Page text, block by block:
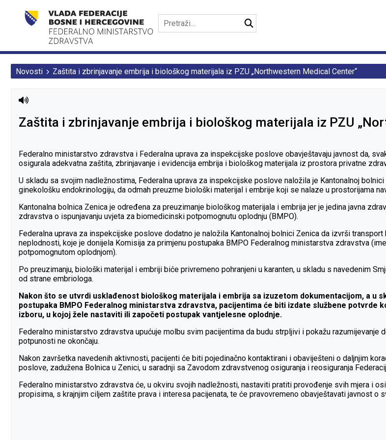
Novosti Zaštita i zbrinjavanje embrija i biološkog materijala iz PZU „Northwestern Medical Center“
Zaštita i zbrinjavanje embrija i biološkog materijala iz PZU
Federalno ministarstvo zdravstva i Federalna uprava za inspekcijske poslove obavještavaju javnost da,
osigurala adekvatna zaštita, zbrinjavanje i evidencija embrija i biološkog materijala iz prostora privatne
U skladu sa svojim nadležnostima, Federalna uprava za inspekcijske poslove naložila je Kantonalnoj
ginekološku endokrinologiju, da odmah preuzme biološki materijal i embrije koji se nalaze u prostorijama
Kantonalna bolnica Zenica je određena za preuzimanje biološkog materijala i embrija jer je jedina javna
zdravstva o ispunjavanju uvjeta za biomedicinski potpomognutu oplodnju (BMPO).
Federalna uprava za inspekcijske poslove dodatno je naložila Kantonalnoj bolnici Zenica da izvrši
neplodnosti, koje je donijela Komisija za primjenu postupaka BMPO Federalnog ministarstva zdravstva
potpomognutom oplodnjom).
Po preuzimanju, biološki materijal i embriji biće privremeno pohranjeni u karanten, u skladu s navedenim
od strane embriologa.
Nakon što se utvrdi usklađenost biološkog materijala i embrija sa izuzetom dokumentacijom, a u
postupaka BMPO Federalnog ministarstva zdravstva, pacijentima će biti izdate službene
izboru, u kojoj žele nastaviti ili započeti postupak vantjelesne oplodnje.
Federalno ministarstvo zdravstva upućuje molbu svim pacijentima da budu strpljivi i pokažu
potpunosti ne okončaju.
Nakon završetka navedenih aktivnosti, pacijenti će biti pojedinačno kontaktirani i obaviješteni o daljnjim
poslove, zadužena Bolnica u Zenici, u saradnji sa Zavodom zdravstvenog osiguranja i reosiguranja
Federalno ministarstvo zdravstva će, u okviru svojih nadležnosti, nastaviti pratiti provođenje svih mjera i
propisima, s krajnjim ciljem zaštite prava i interesa pacijenata, te će pravovremeno obavještavati javnost o